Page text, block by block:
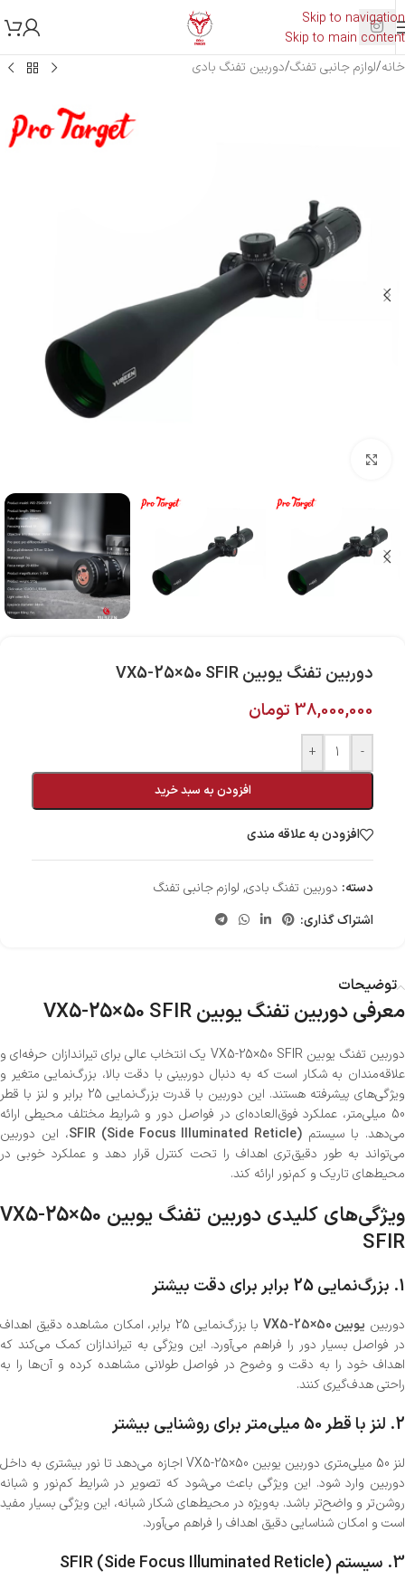
Skip to navigation
Skip to main content
خانه/لوازم جانبی تفنگ/دوربین تفنگ بادی
دوربین تفنگ یوبین VX5-25×50 SFIR
38,000,000 تومان
-
+
افزودن به سبد خرید
افزودن به علاقه مندی
دسته: دوربین تفنگ بادی, لوازم جانبی تفنگ
اشتراک گذاری:
توضیحات
معرفی دوربین تفنگ یوبین VX5-25×50 SFIR
دوربین تفنگ یوبین VX5-25×50 SFIR یک انتخاب عالی برای تیراندازان حرفه‌ای و
علاقه‌مندان به شکار است که به دنبال دوربینی با دقت بالا، بزرگ‌نمایی متغیر و
ویژگی‌های پیشرفته هستند. این دوربین با قدرت بزرگ‌نمایی 25 برابر و لنز با قطر
50 میلی‌متر، عملکرد فوق‌العاده‌ای در فواصل دور و شرایط مختلف محیطی ارائه
می‌دهد. با سیستم SFIR (Side Focus Illuminated Reticle)، این دوربین
می‌تواند به طور دقیق‌تری اهداف را تحت کنترل قرار دهد و عملکرد خوبی در
محیط‌های تاریک و کم‌نور ارائه کند.
ویژگی‌های کلیدی دوربین تفنگ یوبین VX5-25×50
SFIR
1. بزرگ‌نمایی 25 برابر برای دقت بیشتر
دوربین یوبین VX5-25×50
با بزرگ‌نمایی 25 برابر، امکان مشاهده دقیق اهداف
در فواصل بسیار دور را فراهم می‌آورد. این ویژگی به تیراندازان کمک می‌کند که
اهداف خود را به دقت و وضوح در فواصل طولانی مشاهده کرده و آن‌ها را به
راحتی هدف‌گیری کنند.
2. لنز با قطر 50 میلی‌متر برای روشنایی بیشتر
لنز 50 میلی‌متری دوربین یوبین VX5-25×50 اجازه می‌دهد تا نور بیشتری به داخل
دوربین وارد شود. این ویژگی باعث می‌شود که تصویر در شرایط کم‌نور و شبانه
روشن‌تر و واضح‌تر باشد. به‌ویژه در محیط‌های شکار شبانه، این ویژگی بسیار مفید
است و امکان شناسایی دقیق اهداف را فراهم می‌آورد.
3. سیستم SFIR (Side Focus Illuminated Reticle)